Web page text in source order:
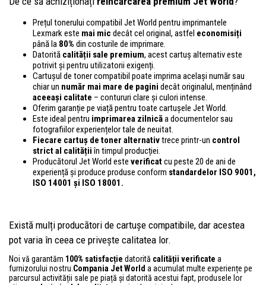
Prețul tonerului compatibil Jet World pentru imprimantele
Lexmark este mai mic decât cel original, astfel economisiți
până la 80% din costurile de imprimare.
Datorită calității sale premium, acest cartuș alternativ este
potrivit și pentru utilizatorii exigenți.
Cartușul de toner compatibil poate imprima același număr sau
chiar un număr mai mare de pagini decât originalul, menținând
aceeași calitate – contururi clare și culori intense.
Oferim garanție pe viață pentru toate cartușele Jet World.
Este ideal pentru imprimarea zilnicăa documentelor sau
fotografiilor experiențelor tale de neuitat.
Fiecare cartuș de toner alternativtrece printr-un control
strict al calitățiiîn timpul producției.
Producătorul Jet World este verificatcu peste 20 de ani de
experiență și produce produse conform standardelor ISO 9001,
ISO 14001 și ISO 18001.
Există mulți producători de cartușe compatibile, dar acestea
pot varia în ceea ce privește calitatea lor.
Noi vă garantăm 100% satisfacție datorită calității verificate a
furnizorului nostru. Compania Jet World a acumulat multe experiențe pe
parcursul activității sale pe piață și datorită acestui fapt, produsele lor